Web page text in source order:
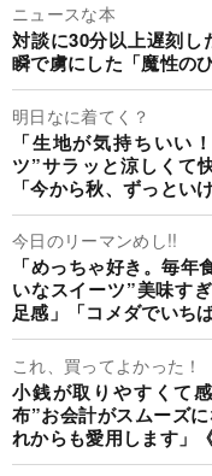
ニュースな本
対談に30分以上遅刻
瞬で虜にした「魔性の
明日なに着てく？
「生地が気持ちいい
ツ”サラッと涼しくて
「今から秋、ずっとい
今日のリーマンめし!!
「めっちゃ好き。毎
いなスイーツ”美味す
足感」「コメダでいち
これ、買ってよかった！
小銭が取りやすくて
布”お会計がスムーズ
れからも愛用します」